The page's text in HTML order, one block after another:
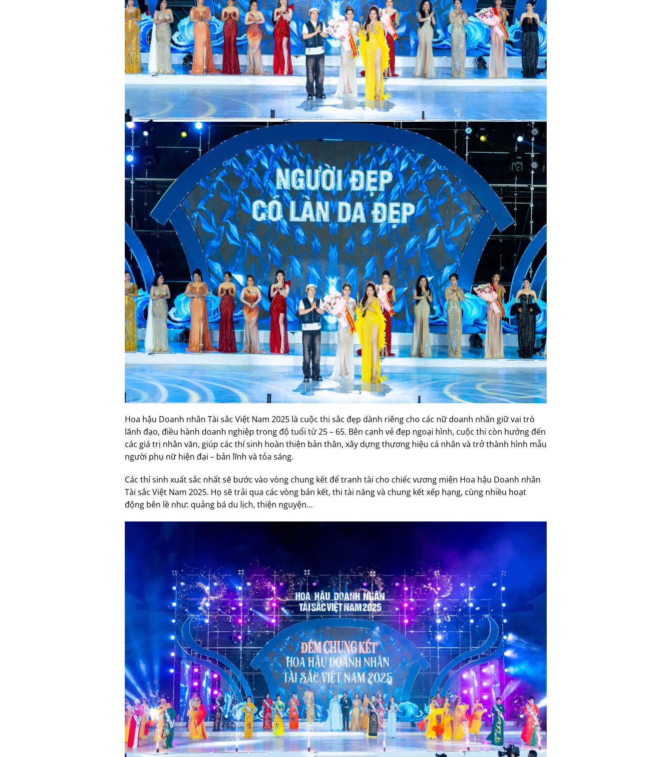
Hoa hậu Doanh nhân Tài sắc Việt Nam 2025 là cuộc thi sắc đẹp dành riêng cho các nữ doanh nhân giữ vai trò
lãnh đạo, điều hành doanh nghiệp trong độ tuổi từ 25 – 65. Bên cạnh vẻ đẹp ngoại hình, cuộc thi còn hướng đến
các giá trị nhân văn, giúp các thí sinh hoàn thiện bản thân, xây dựng thương hiệu cá nhân và trở thành hình mẫu
người phụ nữ hiện đại – bản lĩnh và tỏa sáng.
Các thí sinh xuất sắc nhất sẽ bước vào vòng chung kết để tranh tài cho chiếc vương miện Hoa hậu Doanh nhân
Tài sắc Việt Nam 2025. Họ sẽ trải qua các vòng bán kết, thi tài năng và chung kết xếp hạng, cùng nhiều hoạt
động bên lề như: quảng bá du lịch, thiện nguyện…